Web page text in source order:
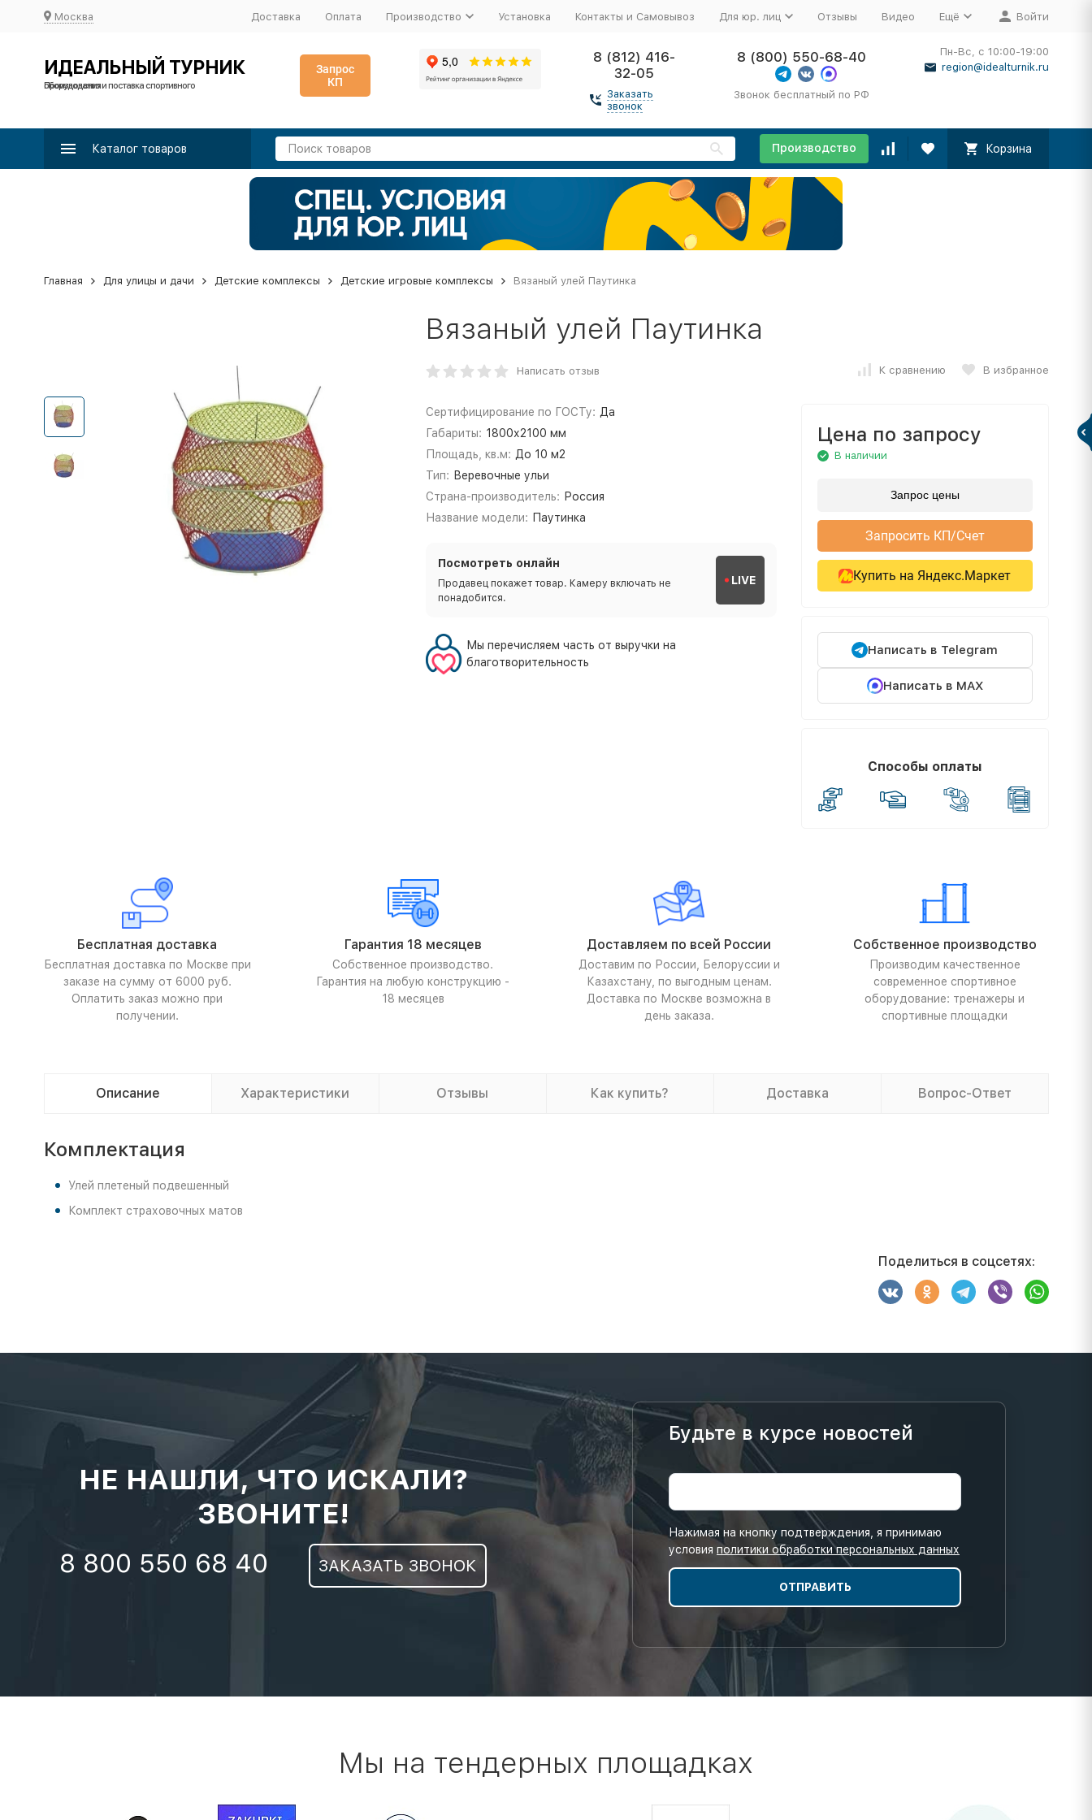
Москва Доставка Оплата Производство Установка Контакты и Самовывоз Для юр. лиц Отзывы Видео Ещё Войти
ИДЕАЛЬНЫЙ ТУРНИК
Производство и поставка спортивного оборудования
Запрос
КП
8 (812) 416-
32-05
Заказать
звонок
8 (800) 550-68-40
Звонок бесплатный по РФ
Пн-Вс, с 10:00-19:00
region@idealturnik.ru
Каталог товаров Производство Корзина
Главная Для улицы и дачи Детские комплексы Детские игровые комплексы Вязаный улей Паутинка
Вязаный улей Паутинка
Написать отзыв К сравнению В избранное
Сертифицирование по ГОСТу: Да
Габариты: 1800х2100 мм
Площадь, кв.м: До 10 м2
Тип: Веревочные ульи
Страна-производитель: Россия
Название модели: Паутинка
Посмотреть онлайн
Продавец покажет товар. Камеру включать не
понадобится.
LIVE
Мы перечисляем часть от выручки на
благотворительность
Цена по запросу
В наличии
Запрос цены
Запросить КП/Счет
Купить на Яндекс.Маркет
Написать в Telegram
Написать в MAX
Способы оплаты
Бесплатная доставка
Бесплатная доставка по Москве при
заказе на сумму от 6000 руб.
Оплатить заказ можно при
получении.
Гарантия 18 месяцев
Собственное производство.
Гарантия на любую конструкцию -
18 месяцев
Доставляем по всей России
Доставим по России, Белоруссии и
Казахстану, по выгодным ценам.
Доставка по Москве возможна в
день заказа.
Собственное производство
Производим качественное
современное спортивное
оборудование: тренажеры и
спортивные площадки
Описание Характеристики Отзывы Как купить? Доставка Вопрос-Ответ
Комплектация
Улей плетеный подвешенный
Комплект страховочных матов
Поделиться в соцсетях:
НЕ НАШЛИ, ЧТО ИСКАЛИ?
ЗВОНИТЕ!
8 800 550 68 40 ЗАКАЗАТЬ ЗВОНОК
Будьте в курсе новостей
Нажимая на кнопку подтверждения, я принимаю
условия политики обработки персональных данных
Мы на тендерных площадках